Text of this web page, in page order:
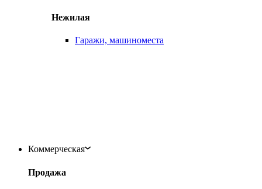
Нежилая
Гаражи, машиноместа
Коммерческая
Продажа